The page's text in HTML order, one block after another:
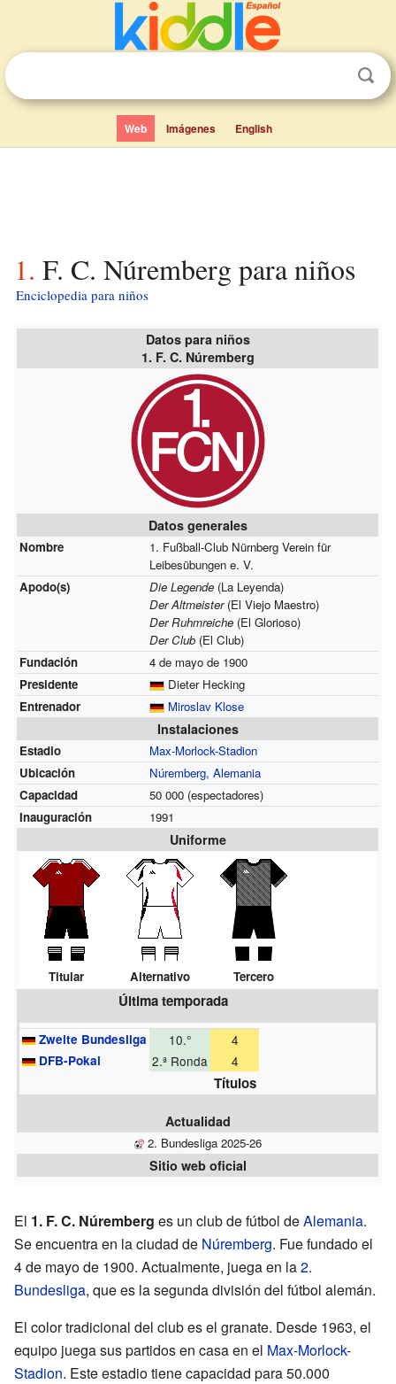
Web Imágenes English
1. F. C. Núremberg para niños
Enciclopedia para niños
Datos para niños
1. F. C. Núremberg
Datos generales
Nombre
1. Fußball-Club Nürnberg Verein für
Leibesübungen e. V.
Apodo(s)
Die Legende(La Leyenda)
Der Altmeister(El Viejo Maestro)
Der Ruhmreiche(El Glorioso)
Der Club(El Club)
Fundación
4 de mayo de 1900
Presidente
Dieter Hecking
Entrenador
Miroslav Klose
Instalaciones
Estadio
Max-Morlock-Stadion
Ubicación
Núremberg, Alemania
Capacidad
50 000 (espectadores)
Inauguración
1991
Uniforme
Titular Alternativo Tercero
Última temporada
Zweite Bundesliga 10.° 4
DFB-Pokal 2.ª Ronda 4
Títulos
Actualidad
2. Bundesliga 2025-26
Sitio web oficial
El 1. F. C. Núremberg es un club de fútbol deAlemania.
Se encuentra en la ciudad de Núremberg. Fue fundado el
4 de mayo de 1900. Actualmente, juega en la2.
Bundesliga, que es la segunda división del fútbol alemán.
El color tradicional del club es el granate. Desde 1963, el
equipo juega sus partidos en casa en el Max-Morlock-
Stadion. Este estadio tiene capacidad para 50.000